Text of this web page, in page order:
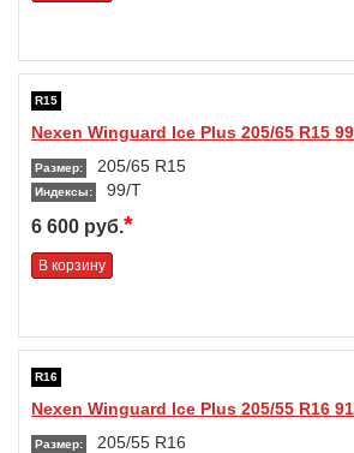
R15
Nexen Winguard Ice Plus 205/65 R15
Размер: 205/65 R15
Индексы: 99/T
6 600 руб.*
В корзину
R16
Nexen Winguard Ice Plus 205/55 R16
Размер: 205/55 R16